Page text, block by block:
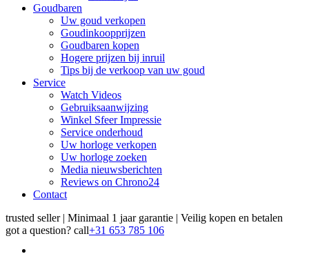
Goudbaren
Uw goud verkopen
Goudinkoopprijzen
Goudbaren kopen
Hogere prijzen bij inruil
Tips bij de verkoop van uw goud
Service
Watch Videos
Gebruiksaanwijzing
Winkel Sfeer Impressie
Service onderhoud
Uw horloge verkopen
Uw horloge zoeken
Media nieuwsberichten
Reviews on Chrono24
Contact
trusted seller | Minimaal 1 jaar garantie | Veilig kopen en betalen
got a question? call+31 653 785 106